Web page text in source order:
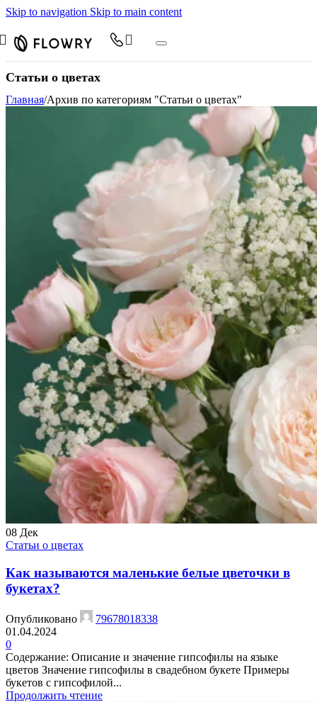
Skip to navigation Skip to main content
Статьи о цветах
Главная/Архив по категориям "Статьи о цветах"
08 Дек
Статьи о цветах
Как называются маленькие белые цветочки в
букетах?
Опубликовано
79678018338
01.04.2024
0
Содержание: Описание и значение гипсофилы на языке
цветов Значение гипсофилы в свадебном букете Примеры
букетов с гипсофилой...
Продолжить чтение